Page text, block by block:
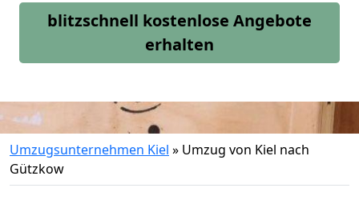
blitzschnell kostenlose Angebote
erhalten
Umzugsunternehmen Kiel » Umzug von Kiel nach
Gützkow